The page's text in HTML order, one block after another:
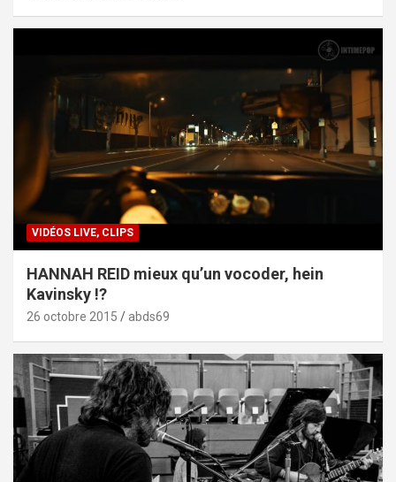
VIDÉOS LIVE, CLIPS
HANNAH REID mieux qu’un vocoder, hein
Kavinsky !?
26 octobre 2015 abds69